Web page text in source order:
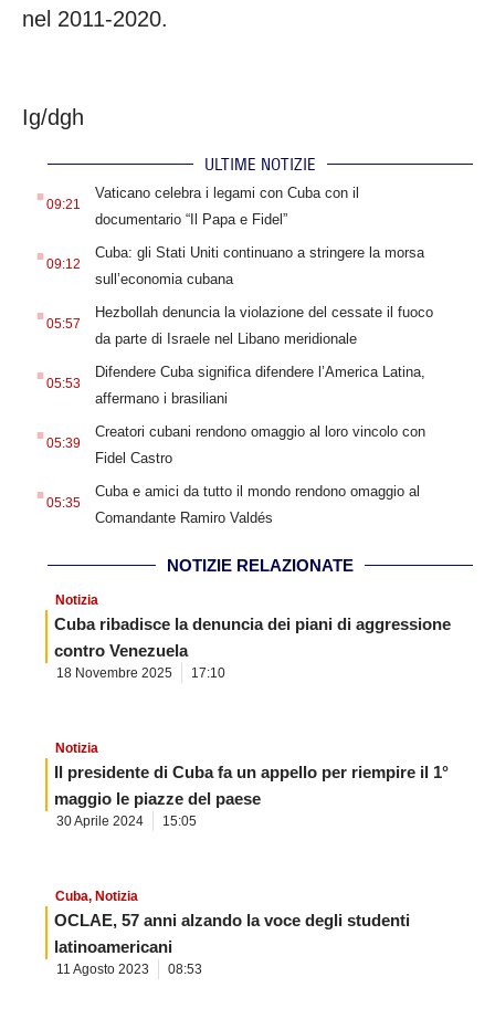
nel 2011-2020.
Ig/dgh
ULTIME NOTIZIE
.09:21
Vaticano celebra i legami con Cuba con il
documentario “Il Papa e Fidel”
.09:12
Cuba: gli Stati Uniti continuano a stringere la morsa
sull’economia cubana
.05:57
Hezbollah denuncia la violazione del cessate il fuoco
da parte di Israele nel Libano meridionale
.05:53
Difendere Cuba significa difendere l’America Latina,
affermano i brasiliani
.05:39
Creatori cubani rendono omaggio al loro vincolo con
Fidel Castro
.05:35
Cuba e amici da tutto il mondo rendono omaggio al
Comandante Ramiro Valdés
NOTIZIE RELAZIONATE
Notizia
Cuba ribadisce la denuncia dei piani di aggressione
contro Venezuela
18 Novembre 2025 17:10
Notizia
Il presidente di Cuba fa un appello per riempire il 1°
maggio le piazze del paese
30 Aprile 2024 15:05
Cuba, Notizia
OCLAE, 57 anni alzando la voce degli studenti
latinoamericani
11 Agosto 2023 08:53